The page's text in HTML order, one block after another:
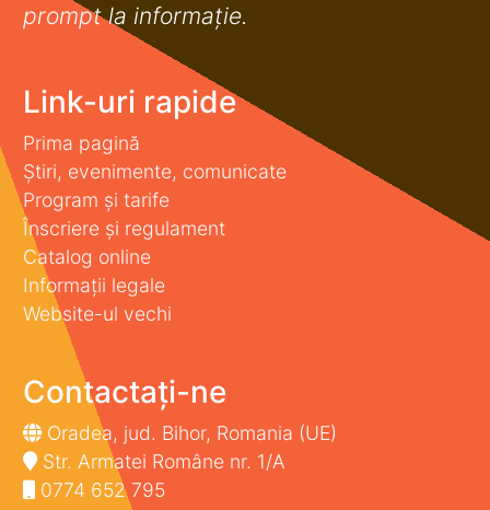
prompt la informaţie.
Link-uri rapide
Prima pagină
Știri, evenimente, comunicate
Program și tarife
Înscriere și regulament
Catalog online
Informații legale
Website-ul vechi
Contactați-ne
Oradea, jud. Bihor, Romania (UE)
Str. Armatei Române nr. 1/A
0774 652 795